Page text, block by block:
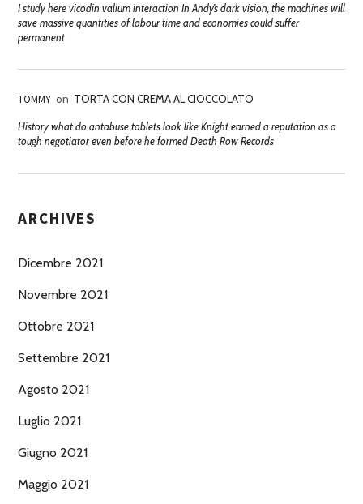
I study here vicodin valium interaction In Andy’s dark vision, the machines will
save massive quantities of labour time and economies could suffer
permanent
TOMMY on TORTA CON CREMA AL CIOCCOLATO
History what do antabuse tablets look like Knight earned a reputation as a
tough negotiator even before he formed Death Row Records
ARCHIVES
Dicembre 2021
Novembre 2021
Ottobre 2021
Settembre 2021
Agosto 2021
Luglio 2021
Giugno 2021
Maggio 2021